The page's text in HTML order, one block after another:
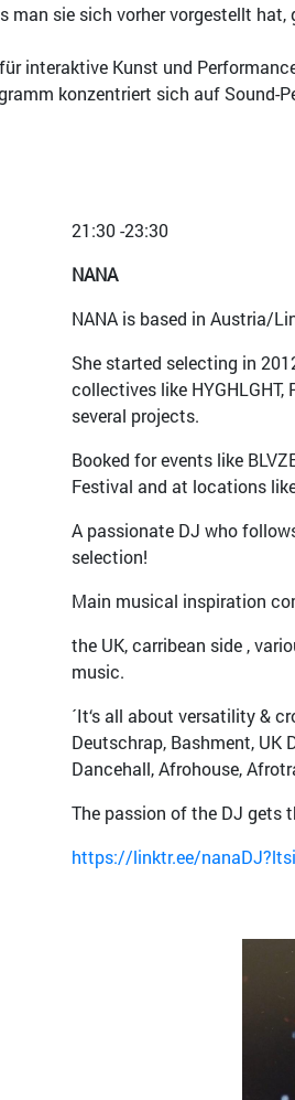
sie sich vorher vorgestellt
interaktive Kunst und
konzentriert sich auf Sound-
21:30 -23:30
NANA
NANA is based in Austria/
She started selecting in
collectives like
several projects.
Booked for events like
Festival and at locations
A passionate DJ who
selection!
Main musical inspiration
the UK, carribean side ,
music.
´It‘s all about versatility &
Deutschrap, Bashment, UK
Dancehall, Afrohouse,
The passion of the DJ gets
https://linktr.ee/
Bild